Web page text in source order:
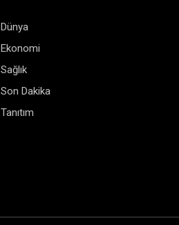
Dünya
Ekonomi
Sağlık
Son Dakika
Tanıtım